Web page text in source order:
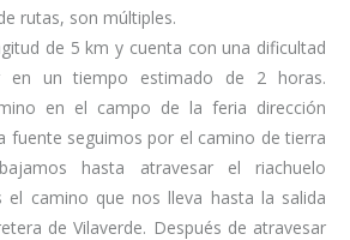
rutas, son múltiples.
de 5 km y cuenta con una dificultad
en un tiempo estimado de 2 horas.
en el campo de la feria dirección
fuente seguimos por el camino de tierra
hasta atravesar el riachuelo
el camino que nos lleva hasta la salida
de Vilaverde. Después de atravesar